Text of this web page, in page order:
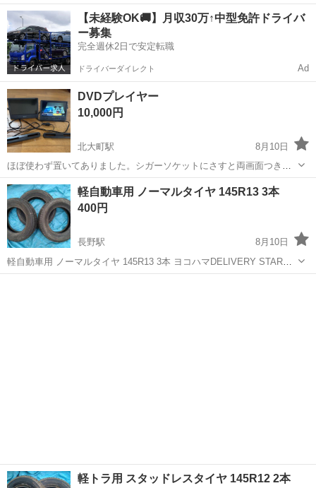
い ホイールサイズ 15インチ5.0J オフセット+46 PCD100-4H ハブ穴径
67mm (実測値) 全てのメーカーに適合します タイヤの...
長野 松本市 村井駅 タイヤ、ホイール 軽自動車
【未経験OK🚚】月収30万↑中型免許ドライバ
ー募集
完全週休2日で安定転職
ドライバーダイレクト Ad
DVDプレイヤー
10,000円
北大町駅
8月10日
ほぼ使わず置いてありました。シガーソケットにさすと両画面つきま
す。 DVDプレイヤーになります。 充電されていれば片側は、外でもみ
ることができます。
長野 大町市 北大町駅 カーナビ、テレビ
軽自動車用 ノーマルタイヤ 145R13 3本
400円
長野駅
8月10日
軽自動車用 ノーマルタイヤ 145R13 3本 ヨコハマDELIVERY STAR
919 145R13 3本 溝あり。ひび割れ無し 長野市稲葉·若里辺りでの引き
軽トラ用 スタッドレスタイヤ 145R12 2本